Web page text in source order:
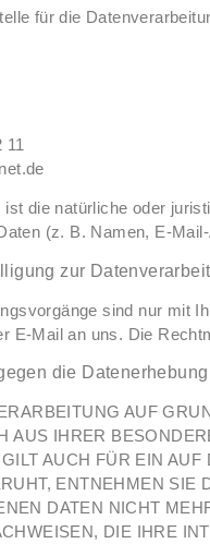
für die
11
die natürliche oder
(z. B. Namen, E-
zur
sind nur mit
E-Mail an uns. Die
die
AUF
AUS IHRER
AUCH FÜR EIN
ENTNEHMEN SIE
DATEN NICHT
DIE IHRE